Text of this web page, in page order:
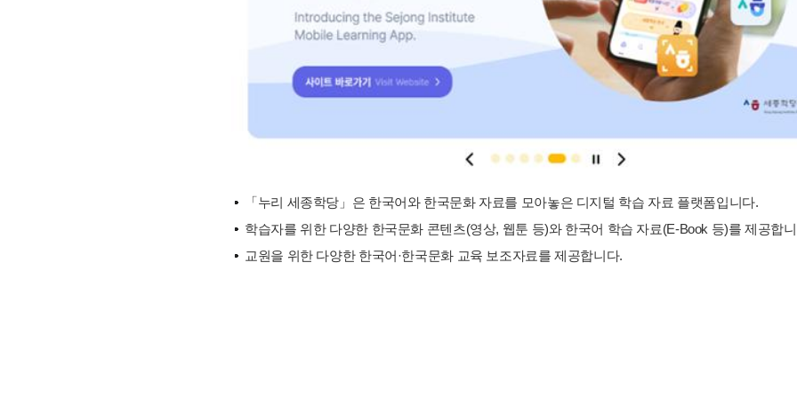
「누리 세종학당」은 한국어와 한국문화 자료를 모아놓은 디지털 학습 자료 플랫폼입니다.
학습자를 위한 다양한 한국문화 콘텐츠(영상, 웹툰 등)와 한국어 학습 자료(E-Book 등)를 제공합
교원을 위한 다양한 한국어·한국문화 교육 보조자료를 제공합니다.